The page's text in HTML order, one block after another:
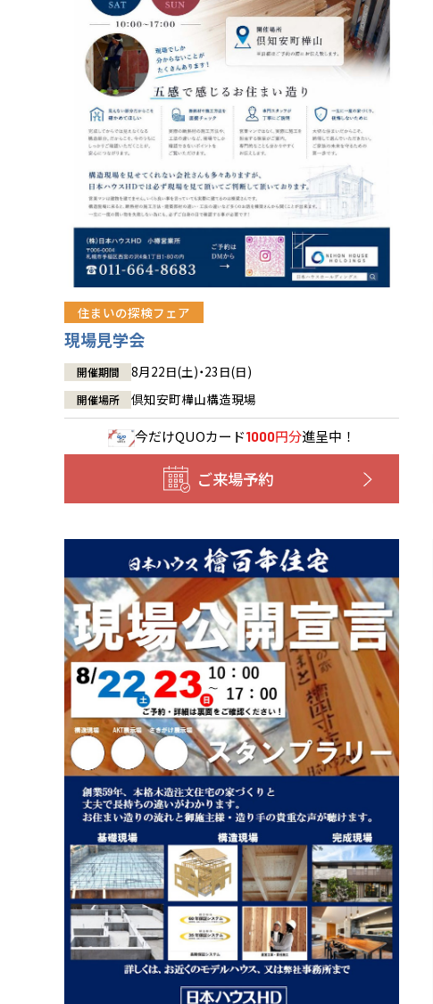
住まいの探検フェア
現場見学会
開催期間 8月22日(土)・23日(日)
開催場所 倶知安町樺山構造現場
今だけQUOカード1000円分進呈中！
ご来場予約